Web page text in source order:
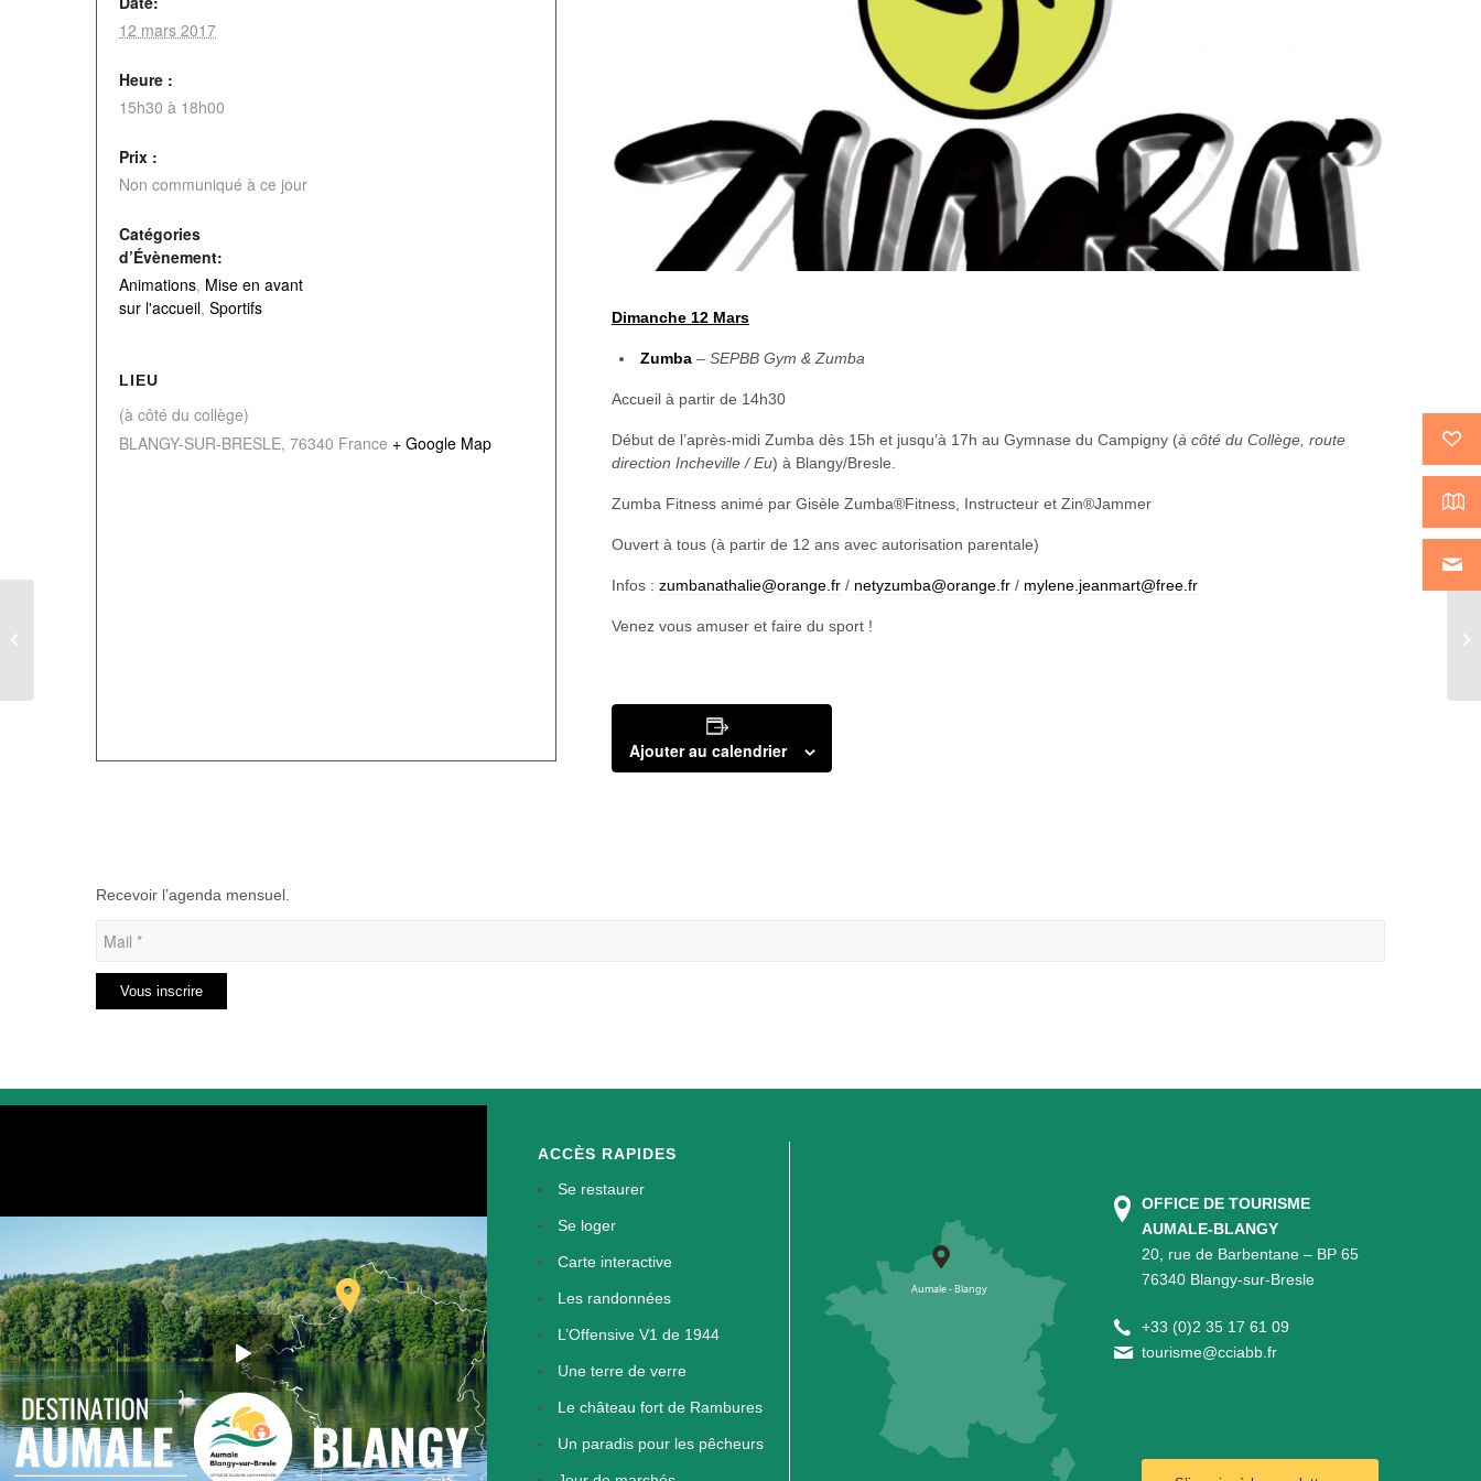
Dimanche 12 Mars
Zumba – SEPBB Gym & Zumba
Accueil à partir de 14h30
Début de l’après-midi Zumba dès 15h et jusqu’à 17h au Gymnase du Campigny (à côté du Collège, route
direction Incheville / Eu) à Blangy/Bresle.
Zumba Fitness animé par Gisèle Zumba®Fitness, Instructeur et Zin®Jammer
Ouvert à tous (à partir de 12 ans avec autorisation parentale)
Infos : zumbanathalie@orange.fr / netyzumba@orange.fr / mylene.jeanmart@free.fr
Venez vous amuser et faire du sport !
Ajouter au calendrier
12 mars 2017
Heure :
15h30 à 18h00
Prix :
Non communiqué à ce jour
Catégories
d’Évènement:
Animations, Mise en avant
sur l'accueil, Sportifs
LIEU
(à côté du collège)
BLANGY-SUR-BRESLE, 76340 France + Google Map
Recevoir l’agenda mensuel.
ACCÈS RAPIDES
Se restaurer
Se loger
Carte interactive
Les randonnées
L’Offensive V1 de 1944
Une terre de verre
Le château fort de Rambures
Un paradis pour les pêcheurs
OFFICE DE TOURISME
AUMALE-BLANGY
20, rue de Barbentane – BP 65
76340 Blangy-sur-Bresle
+33 (0)2 35 17 61 09
tourisme@cciabb.fr